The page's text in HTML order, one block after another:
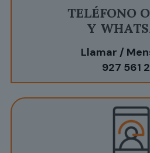
TELÉFONO
Y
Llamar /
927 561